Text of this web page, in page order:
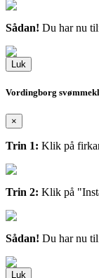
Sådan! Du har nu
Luk
Vordingborg
×
Trin 1: Klik på
Trin 2: Klik på
Sådan! Du har nu
Luk